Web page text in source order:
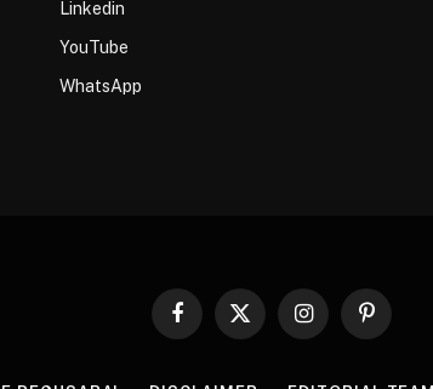
Linkedin
YouTube
WhatsApp
Facebook
X
InstagramPinterest